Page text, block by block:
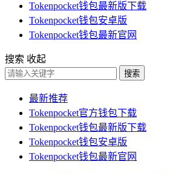
Tokenpocket钱包最新版下载
Tokenpocket钱包安卓版
Tokenpocket钱包最新官网
搜索 收起
搜索
最新推荐
Tokenpocket官方钱包下载
Tokenpocket钱包最新版下载
Tokenpocket钱包安卓版
Tokenpocket钱包最新官网